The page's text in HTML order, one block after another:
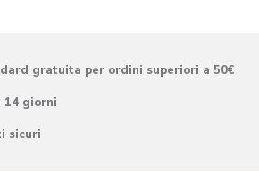
gratuita per ordini superiori a 50€
14 giorni
sicuri